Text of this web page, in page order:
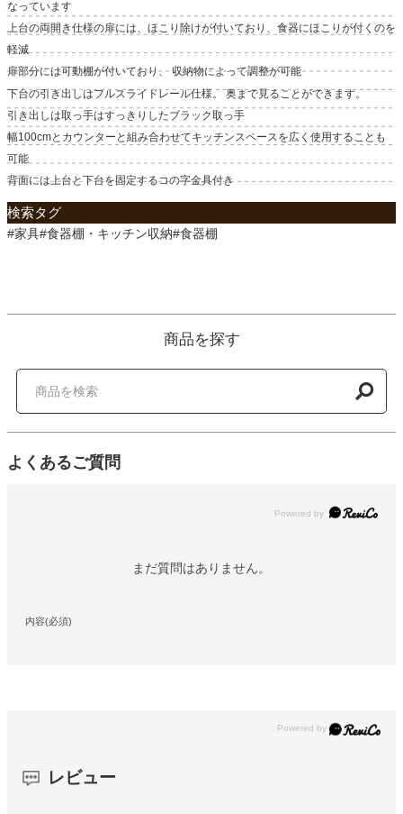
なっています
上台の両開き仕様の扉には、ほこり除けが付いており、食器にほこりが付くのを
軽減
扉部分には可動棚が付いており、 収納物によって調整が可能
下台の引き出しはフルスライドレール仕様。 奥まで見ることができます。
引き出しは取っ手はすっきりしたブラック取っ手
幅100cmとカウンターと組み合わせてキッチンスペースを広く使用することも
可能
背面には上台と下台を固定するコの字金具付き
検索タグ
#家具#食器棚・キッチン収納#食器棚
商品を探す
よくあるご質問
Powered by
まだ質問はありません。
内容(必須)
レビュー